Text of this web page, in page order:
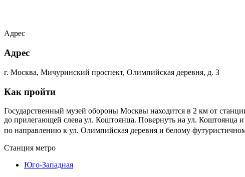
Адрес
Адрес
г. Москва, Мичуринский проспект, Олимпийская деревня, д. 3
Как пройти
Государственный музей обороны Москвы находится в 2 км от
до прилегающей слева ул. Коштоянца. Повернуть на ул. Коштоянца
по направлению к ул. Олимпийская деревня и белому
Станция метро
Юго-Западная